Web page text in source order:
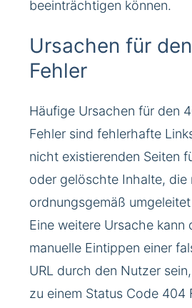
beeinträchtigen können.
Ursachen für
Fehler
Häufige Ursachen für den
Fehler sind fehlerhafte
nicht existierenden Seiten
oder gelöschte Inhalte, die
ordnungsgemäß
Eine weitere Ursache kann
manuelle Eintippen einer
URL durch den Nutzer
zu einem Status Code 404